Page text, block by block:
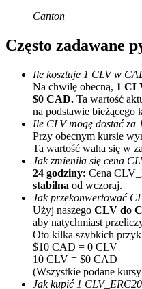
Afiliaci Bitrue
Aż do 65% prowizji!
Polecaj
Zaproś przyjaciela, aby
Canton
Często zadawane
Ile kosztuje 1 CLV w
Na chwilę obecną, 1
$0 CAD. Ta wartość
na podstawie bieżącego
Ile CLV mogę dostać za
Przy obecnym kursie
Ta wartość waha się w
Jak zmieniła się cena
24 godziny: Cena
stabilna od wczoraj.
Jak przekonwertować
Użyj naszego CLV do
aby natychmiast
Oto kilka szybkich
$10 CAD = 0 CLV
10 CLV = $0 CAD
(Wszystkie podane
Jak kupić 1